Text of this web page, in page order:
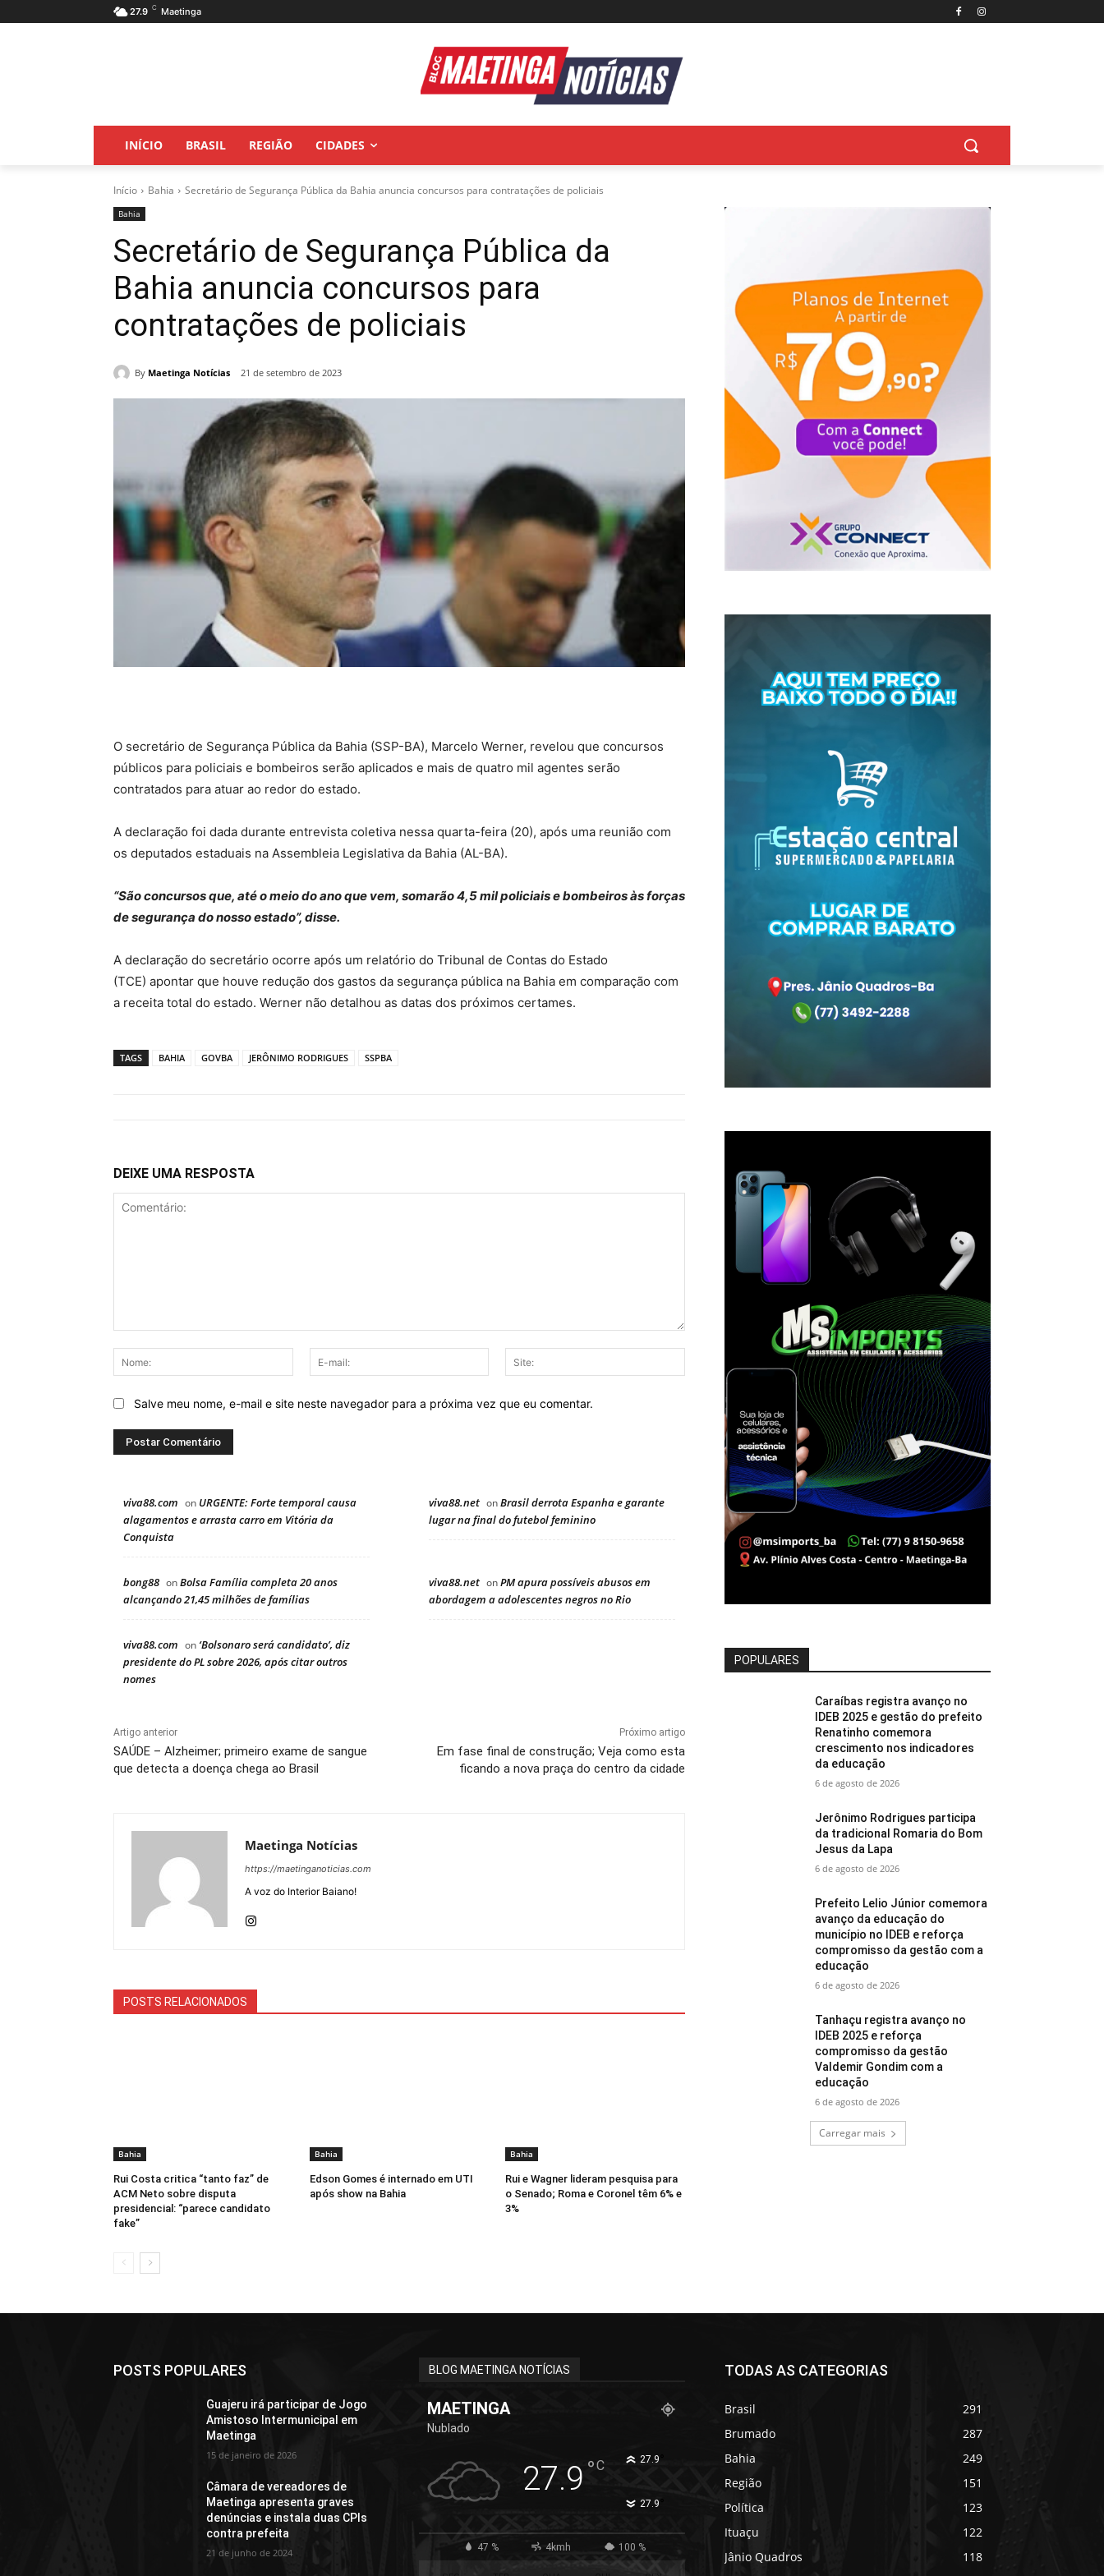
27.9 C Maetinga
INÍCIO BRASIL REGIÃO CIDADES
Início Bahia Secretário de Segurança Pública da Bahia anuncia concursos para contratações de policiais
Bahia
Secretário de Segurança Pública da
Bahia anuncia concursos para
contratações de policiais
By Maetinga Notícias 21 de setembro de 2023
O secretário de Segurança Pública da Bahia (SSP-BA), Marcelo Werner, revelou que concursos
públicos para policiais e bombeiros serão aplicados e mais de quatro mil agentes serão
contratados para atuar ao redor do estado.
A declaração foi dada durante entrevista coletiva nessa quarta-feira (20), após uma reunião com
os deputados estaduais na Assembleia Legislativa da Bahia (AL-BA).
“São concursos que, até o meio do ano que vem, somarão 4,5 mil policiais e bombeiros às forças
de segurança do nosso estado”, disse.
A declaração do secretário ocorre após um relatório do Tribunal de Contas do Estado
(TCE) apontar que houve redução dos gastos da segurança pública na Bahia em comparação com
a receita total do estado. Werner não detalhou as datas dos próximos certames.
TAGS BAHIA GOVBA JERÔNIMO RODRIGUES SSPBA
DEIXE UMA RESPOSTA
Nome:
mail:
Salve meu nome, e-mail e site neste navegador para a próxima vez que eu comentar.
viva88.com on URGENTE: Forte temporal causa
alagamentos e arrasta carro em Vitória da
Conquista
viva88.net onBrasil derrota Espanha e garante
lugar na final do futebol feminino
bong88 onBolsa Família completa 20 anos
alcançando 21,45 milhões de famílias
viva88.net onPM apura possíveis abusos em
abordagem a adolescentes negros no Rio
viva88.com on ‘Bolsonaro será candidato’, diz
presidente do PL sobre 2026, após citar outros
nomes
Artigo anterior
SAÚDE – Alzheimer; primeiro exame de sangue
que detecta a doença chega ao Brasil
Próximo artigo
Em fase final de construção; Veja como esta
ficando a nova praça do centro da cidade
Maetinga Notícias
https://maetinganoticias.com
A voz do Interior Baiano!
POSTS RELACIONADOS
Bahia
Rui Costa critica “tanto faz” de
ACM Neto sobre disputa
presidencial: “parece candidato
fake”
Bahia
Edson Gomes é internado em UTI
após show na Bahia
Bahia
Rui e Wagner lideram pesquisa para
o Senado; Roma e Coronel têm 6% e
3%
POPULARES
Caraíbas registra avanço no
IDEB 2025 e gestão do prefeito
Renatinho comemora
crescimento nos indicadores
da educação
6 de agosto de 2026
Jerônimo Rodrigues participa
da tradicional Romaria do Bom
Jesus da Lapa
6 de agosto de 2026
Prefeito Lelio Júnior comemora
avanço da educação do
município no IDEB e reforça
compromisso da gestão com a
educação
6 de agosto de 2026
Tanhaçu registra avanço no
IDEB 2025 e reforça
compromisso da gestão
Valdemir Gondim com a
educação
6 de agosto de 2026
Carregar mais
POSTS POPULARES
Guajeru irá participar de Jogo
Amistoso Intermunicipal em
Maetinga
15 de janeiro de 2026
Câmara de vereadores de
Maetinga apresenta graves
denúncias e instala duas CPIs
contra prefeita
21 de junho de 2024
BLOG MAETINGA NOTÍCIAS
MAETINGA
Nublado
27.9 °C 27.9°
27.9
47 % 4kmh 100 %
TODAS AS CATEGORIAS
Brasil
291
Brumado
287
Bahia
249
Região
151
Política
123
Ituaçu
122
Jânio Quadros
118